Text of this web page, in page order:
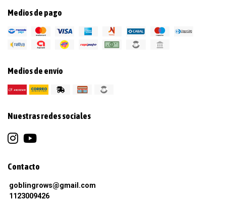
Medios de pago
Medios de envío
Nuestras redes sociales
Contacto
goblingrows@gmail.com
1123009426